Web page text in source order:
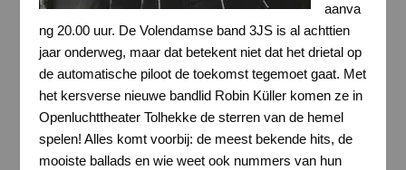
aanva
ng 20.00 uur. De Volendamse band 3JS is al achttien
jaar onderweg, maar dat betekent niet dat het drietal op
de automatische piloot de toekomst tegemoet gaat. Met
het kersverse nieuwe bandlid Robin Küller komen ze in
Openluchttheater Tolhekke de sterren van de hemel
spelen! Alles komt voorbij: de meest bekende hits, de
mooiste ballads en wie weet ook nummers van hun